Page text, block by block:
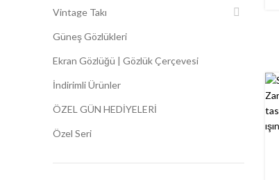
Vintage Takı
Güneş Gözlükleri
Ekran Gözlüğü | Gözlük Çerçevesi
İndirimli Ürünler
ÖZEL GÜN HEDİYELERİ
Özel Seri